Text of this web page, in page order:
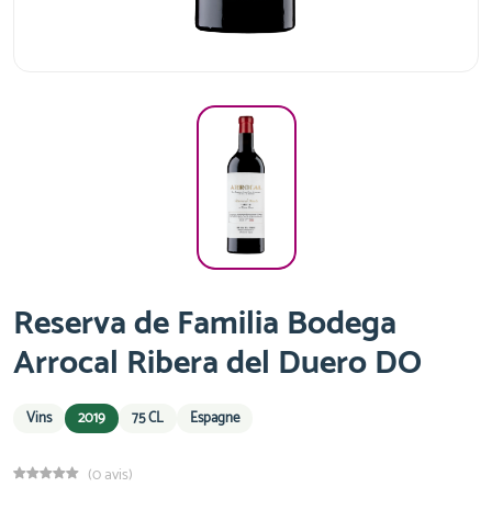
Reserva de Familia Bodega
Arrocal Ribera del Duero DO
Vins 2019 75 CL Espagne
(0 avis)